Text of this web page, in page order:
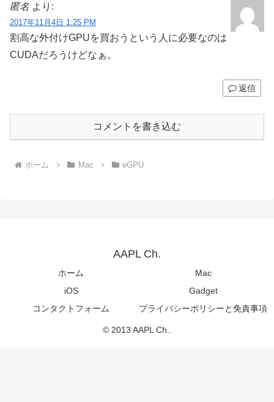
匿名 より:
2017年11月4日 1:25 PM
割高な外付けGPUを買おうという人に必要なのは
CUDAだろうけどなぁ。
返信
コメントを書き込む
ホーム Mac eGPU
AAPL Ch.
ホーム
Mac
iOS
Gadget
コンタクトフォーム
プライバシーポリシーと免責事項
© 2013 AAPL Ch..